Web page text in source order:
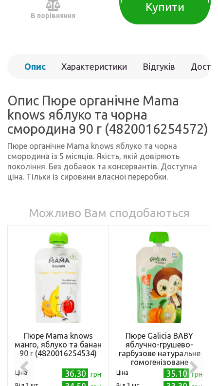
В порівняння
Купити
Опис Характеристики Відгуків
Опис Пюре органічне Mama
knows яблуко та чорна
смородина 90 г (4820016254572)
Пюре органічне Mama knows яблуко та чорна
смородина із 5 місяців. Якість, якій довіряють
покоління. Без добавок та консервантів. Доступна
ціна. Тільки із сировини власної переробки.
Можливо Вам сподобаються
Пюре Mama knows
манго, яблуко та банан
90 г (4820016254534)
Ціна 36.30 грн
Пюре Galicia BABY
яблучно-грушево-
гарбузове натуральне
гомогенізоване
стерилізоване 90 г
Ціна 35.10 грн